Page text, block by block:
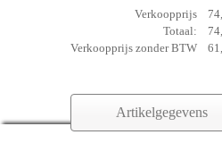
Verkoopprijs
Totaal:
Verkoopprijs zonder BTW
Artikelgegevens